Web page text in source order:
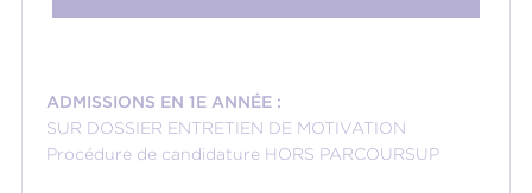
ADMISSIONS EN 1E ANNÉE :
SUR DOSSIER ENTRETIEN DE MOTIVATION
Procédure de candidature HORS PARCOURSUP